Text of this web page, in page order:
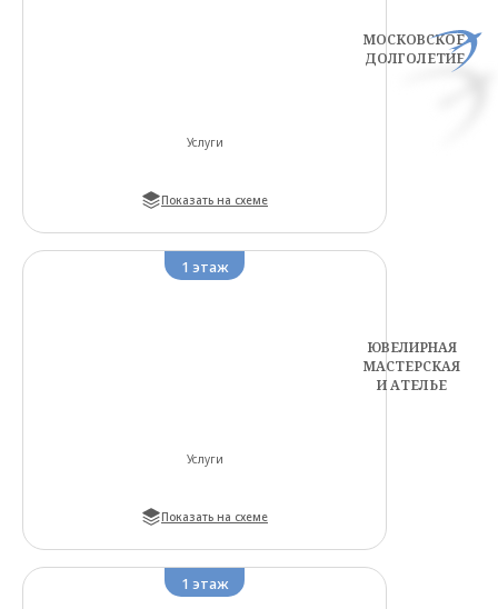
МОСКОВСКОЕ
ДОЛГОЛЕТИЕ
Услуги
Показать на схеме
1 этаж
ЮВЕЛИРНАЯ
МАСТЕРСКАЯ
И АТЕЛЬЕ
Услуги
Показать на схеме
1 этаж